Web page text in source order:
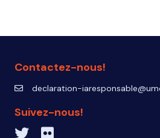
Contactez-nous!
declaration-
declaration-
Suivez-nous!
Twitter inven_TFlickr IA Responsable